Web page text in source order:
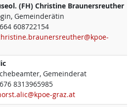
(FH) Christine Braunersreuther
Gemeinderätin
608722154
Gemeinderat
8313965985
graz.at